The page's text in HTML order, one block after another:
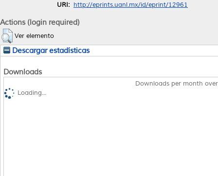
URI: http://eprints.uanl.mx/id/eprint/12961
Actions (login required)
Ver elemento
Descargar estadísticas
Downloads
Downloads per month
Loading...